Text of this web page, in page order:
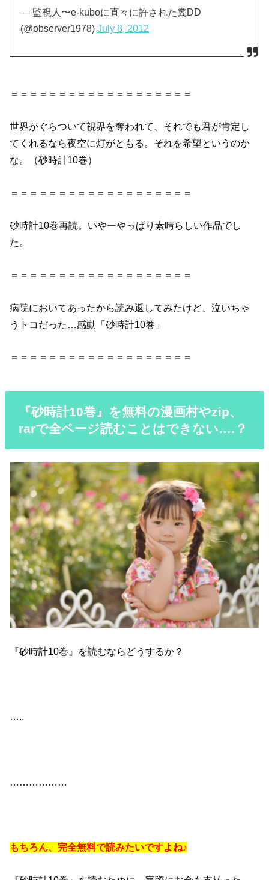
— 監視人〜e-kuboに直々に許された糞DD
(@observer1978)July 8, 2012
＝＝＝＝＝＝＝＝＝＝＝＝＝＝＝＝＝＝＝
世界がぐらついて視界を奪われて、それでも君が肯定し
てくれるなら夜空に灯がともる。それを希望というのか
な。（砂時計10巻）
＝＝＝＝＝＝＝＝＝＝＝＝＝＝＝＝＝＝＝
砂時計10巻再読。いやーやっぱり素晴らしい作品でし
た。
＝＝＝＝＝＝＝＝＝＝＝＝＝＝＝＝＝＝＝
病院においてあったから読み返してみたけど、泣いちゃ
うトコだった…感動「砂時計10巻」
＝＝＝＝＝＝＝＝＝＝＝＝＝＝＝＝＝＝＝
『砂時計10巻』を無料の漫画村やzip、
rarで全ページ読むことはできない….？
『砂時計10巻』を読むならどうするか？
…..
………………
もちろん、完全無料で読みたいですよね♪